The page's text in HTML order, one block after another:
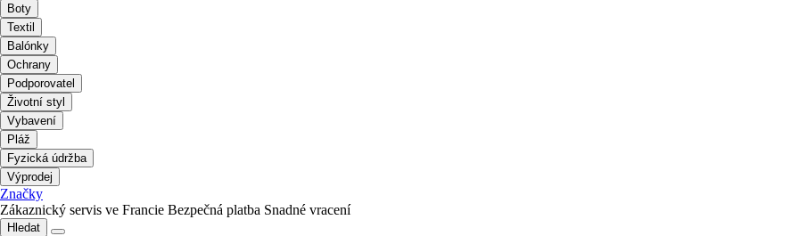
Boty
Textil
Balónky
Ochrany
Podporovatel
Životní styl
Vybavení
Pláž
Fyzická údržba
Výprodej
Značky
Zákaznický servis ve Francie Bezpečná platba Snadné vracení
Hledat